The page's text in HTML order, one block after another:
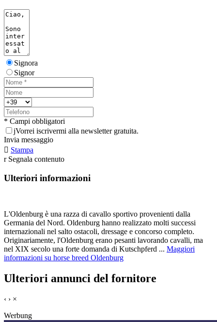
Signora
Signor
* Campi obbligatori
jVorrei iscrivermi alla newsletter gratuita.
Invia messaggio
 Stampa
r Segnala contenuto
Ulteriori informazioni
L'Oldenburg è una razza di cavallo sportivo provenienti dalla
Germania del Nord. Oldenburg hanno realizzato molti successi
internazionali nel salto ostacoli, dressage e concorso completo.
Originariamente, l'Oldenburg erano pesanti lavorando cavalli, ma
nel XIX secolo una forte domanda di Kutschpferd ... Maggiori
informazioni su horse breed Oldenburg
Ulteriori annunci del fornitore
‹ › ×
Werbung